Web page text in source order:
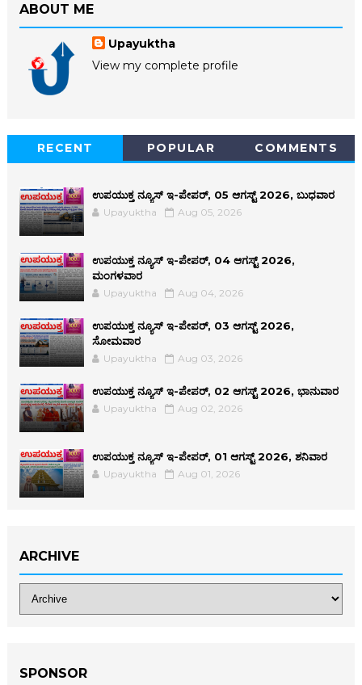
ABOUT ME
Upayuktha
View my complete profile
RECENT POPULAR COMMENTS
ಉಪಯುಕ್ತ ನ್ಯೂಸ್ ಇ-ಪೇಪರ್, 05 ಆಗಸ್ಟ್ 2026, ಬುಧವಾರ
Upayuktha Aug 05, 2026
ಉಪಯುಕ್ತ ನ್ಯೂಸ್ ಇ-ಪೇಪರ್, 04 ಆಗಸ್ಟ್ 2026,
ಮಂಗಳವಾರ
Upayuktha Aug 04, 2026
ಉಪಯುಕ್ತ ನ್ಯೂಸ್ ಇ-ಪೇಪರ್, 03 ಆಗಸ್ಟ್ 2026,
ಸೋಮವಾರ
Upayuktha Aug 03, 2026
ಉಪಯುಕ್ತ ನ್ಯೂಸ್ ಇ-ಪೇಪರ್, 02 ಆಗಸ್ಟ್ 2026, ಭಾನುವಾರ
Upayuktha Aug 02, 2026
ಉಪಯುಕ್ತ ನ್ಯೂಸ್ ಇ-ಪೇಪರ್, 01 ಆಗಸ್ಟ್ 2026, ಶನಿವಾರ
Upayuktha Aug 01, 2026
ARCHIVE
SPONSOR